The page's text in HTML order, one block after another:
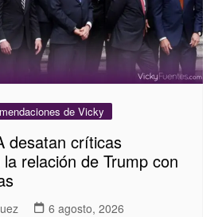
de Vicky
desatan críticas
relación de Trump con
6 agosto, 2026